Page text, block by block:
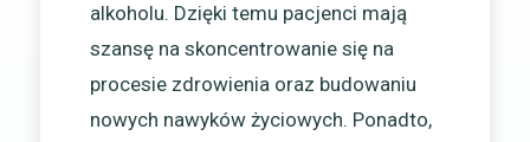
alkoholu. Dzięki temu pacjenci mają
szansę na skoncentrowanie się na
procesie zdrowienia oraz budowaniu
nowych nawyków życiowych. Ponadto,